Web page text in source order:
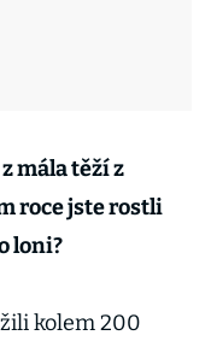
mála těží z
roce jste rostli
loni?
kolem 200